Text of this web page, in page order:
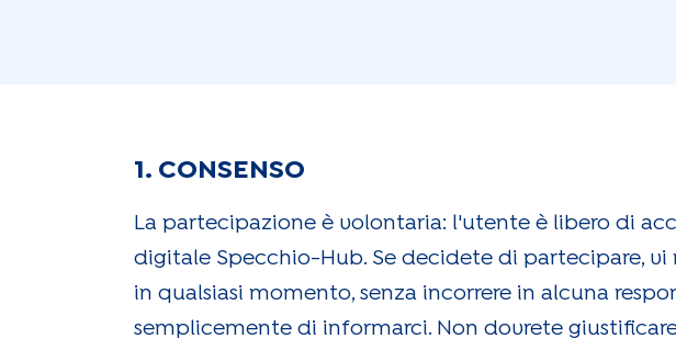
1. CONSENSO
La partecipazione è volontaria: l'utente è libero di
digitale Specchio-Hub. Se decidete di partecipare,
in qualsiasi momento, senza incorrere in alcuna
semplicemente di informarci. Non dovrete